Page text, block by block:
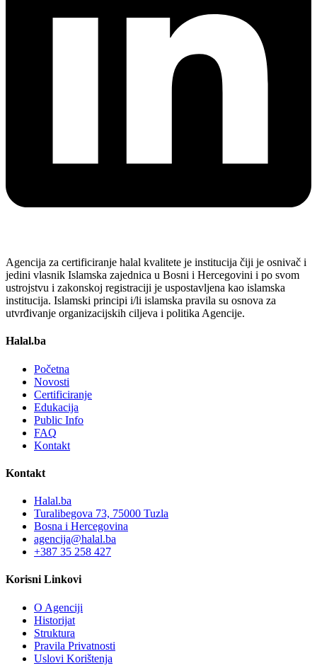
Agencija za certificiranje halal kvalitete je institucija čiji je osnivač i
jedini vlasnik Islamska zajednica u Bosni i Hercegovini i po svom
ustrojstvu i zakonskoj registraciji je uspostavljena kao islamska
institucija. Islamski principi i/li islamska pravila su osnova za
utvrđivanje organizacijskih ciljeva i politika Agencije.
Halal.ba
Početna
Novosti
Certificiranje
Edukacija
Public Info
FAQ
Kontakt
Kontakt
Halal.ba
Turalibegova 73, 75000 Tuzla
Bosna i Hercegovina
agencija@halal.ba
+387 35 258 427
Korisni Linkovi
O Agenciji
Historijat
Struktura
Pravila Privatnosti
Uslovi Korištenja